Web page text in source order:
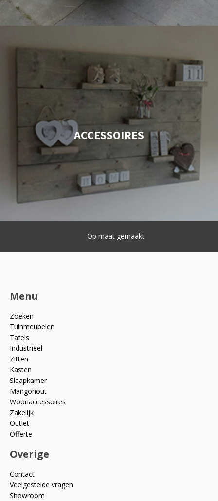
ACCESSOIRES
Op maat gemaakt
Menu
Zoeken
Tuinmeubelen
Tafels
Industrieel
Zitten
Kasten
Slaapkamer
Mangohout
Woonaccessoires
Zakelijk
Outlet
Offerte
Overige
Contact
Veelgestelde vragen
Showroom